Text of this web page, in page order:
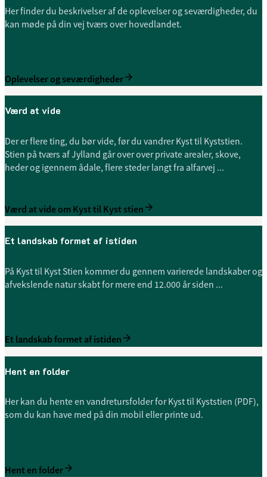
Her finder du beskrivelser af de oplevelser og seværdigheder, du
kan møde på din vej tværs over hovedlandet.
Oplevelser og seværdigheder
Værd at vide
Der er flere ting, du bør vide, før du vandrer Kyst til Kyststien.
Stien på tværs af Jylland går over over private arealer, skove,
heder og igennem ådale, flere steder langt fra alfarvej ...
Værd at vide om Kyst til Kyst stien
Et landskab formet af istiden
På Kyst til Kyst Stien kommer du gennem varierede landskaber og
afvekslende natur skabt for mere end 12.000 år siden ...
Et landskab formet af istiden
Hent en folder
Her kan du hente en vandretursfolder for Kyst til Kyststien (PDF),
som du kan have med på din mobil eller printe ud.
Hent en folder